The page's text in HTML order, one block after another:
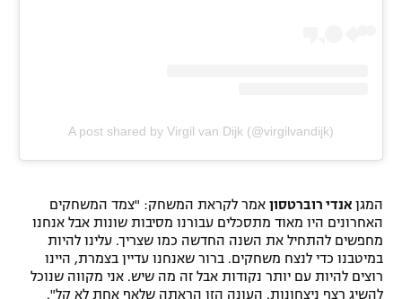
A post shared by Virgil van Dijk (@virgilvandijk)
המגן אנדי רוברטסון אמר לקראת המשחק: "צמד המשחקים
האחרונים היו מאוד מתסכלים עבורנו מסיבות שונות אבל אנחנו
מחפשים להתחיל את השנה החדשה כמו שצריך. עלינו להיות
במיטבנו כדי לנצח משחקים. ברור שאנחנו עדיין בצמרת, היינו
רוצים להיות עם יותר נקודות אבל זה מה שיש. אני מקווה שנוכל
להשיג רצף ניצחונות. העונה הזו הראתה שלאף אחת לא קל".